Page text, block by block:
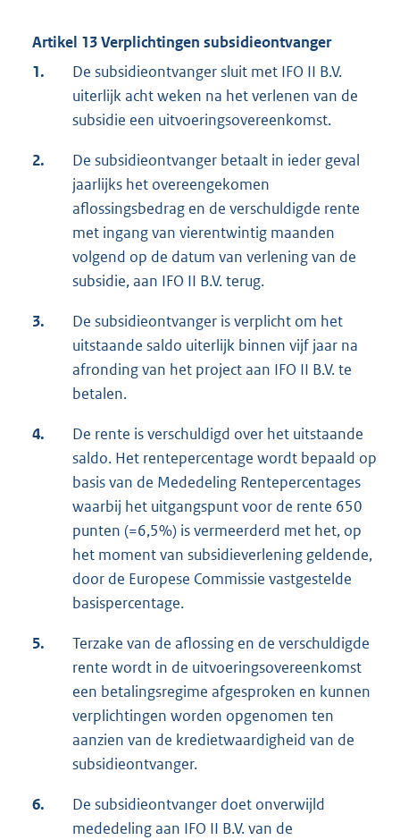
Artikel 13 Verplichtingen subsidieontvanger
1.
De subsidieontvanger sluit met IFO II B.V.
uiterlijk acht weken na het verlenen van de
subsidie een uitvoeringsovereenkomst.
2.
De subsidieontvanger betaalt in ieder geval
jaarlijks het overeengekomen
aflossingsbedrag en de verschuldigde rente
met ingang van vierentwintig maanden
volgend op de datum van verlening van de
subsidie, aan IFO II B.V. terug.
3.
De subsidieontvanger is verplicht om het
uitstaande saldo uiterlijk binnen vijf jaar na
afronding van het project aan IFO II B.V. te
betalen.
4.
De rente is verschuldigd over het uitstaande
saldo. Het rentepercentage wordt bepaald op
basis van de Mededeling Rentepercentages
waarbij het uitgangspunt voor de rente 650
punten (=6,5%) is vermeerderd met het, op
het moment van subsidieverlening geldende,
door de Europese Commissie vastgestelde
basispercentage.
5.
Terzake van de aflossing en de verschuldigde
rente wordt in de uitvoeringsovereenkomst
een betalingsregime afgesproken en kunnen
verplichtingen worden opgenomen ten
aanzien van de kredietwaardigheid van de
subsidieontvanger.
6.
De subsidieontvanger doet onverwijld
mededeling aan IFO II B.V. van de